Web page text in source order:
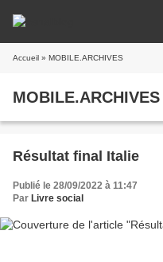
Accueil » MOBILE.ARCHIVES
MOBILE.ARCHIVES
Résultat final Italie
Publié le 28/09/2022 à 11:47
Par Livre social